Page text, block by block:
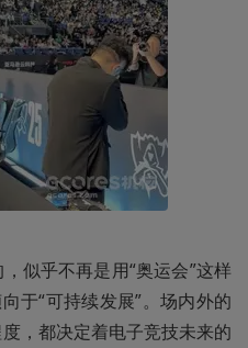
似乎不再是用“奥运会”这样
于“可持续发展”。场内外的
，都决定着电子竞技未来的